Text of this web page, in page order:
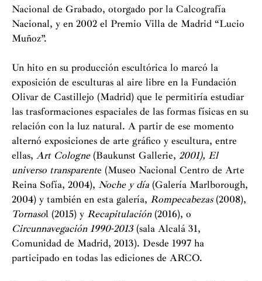
Nacional de Grabado, otorgado por la Calcografía
Nacional, y en 2002 el Premio Villa de Madrid “Lucio
Muñoz”.
Un hito en su producción escultórica lo marcó la
exposición de esculturas al aire libre en la Fundación
Olivar de Castillejo (Madrid) que le permitiría estudiar
las trasformaciones espaciales de las formas físicas en su
relación con la luz natural. A partir de ese momento
alternó exposiciones de arte gráfico y escultura, entre
ellas, Art Cologne (Baukunst Gallerie, 2001), El
universo transparente (Museo Nacional Centro de Arte
Reina Sofía, 2004), Noche y día (Galería Marlborough,
2004) y también en esta galería, Rompecabezas(2008),
Tornasol (2015) y Recapitulación(2016), o
Circunnavegación 1990-2013 (sala Alcalá 31,
Comunidad de Madrid, 2013). Desde 1997 ha
participado en todas las ediciones de ARCO.